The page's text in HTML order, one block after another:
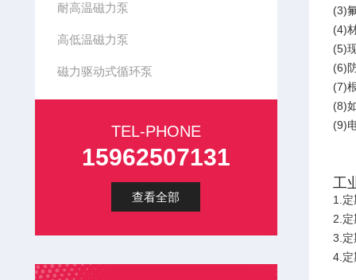
耐高温磁力泵
高低温磁力泵
磁力驱动式循环泵
TEL-PHONE
15962507131
查看全部
(3)
(4)
(5)
(6)
(7)
(8)
(9)
工
1.
2.
3.定
4.定